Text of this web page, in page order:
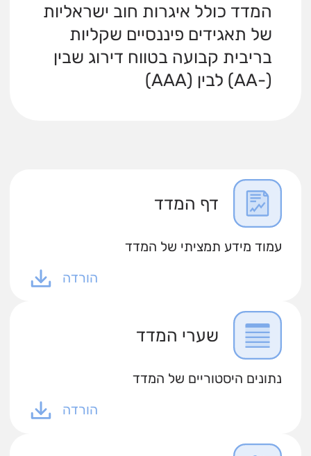
המדד כולל איגרות חוב ישראליות
של תאגידים פיננסיים שקליות
בריבית קבועה בטווח דירוג שבין
(-AA) לבין (AAA)
דף המדד
עמוד מידע תמציתי של המדד
הורדה
שערי המדד
נתונים היסטוריים של המדד
הורדה